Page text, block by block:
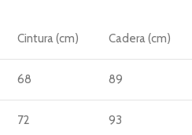
Cintura (cm) Cadera (cm)
68 89
72 93